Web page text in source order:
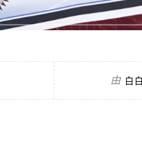
由 白